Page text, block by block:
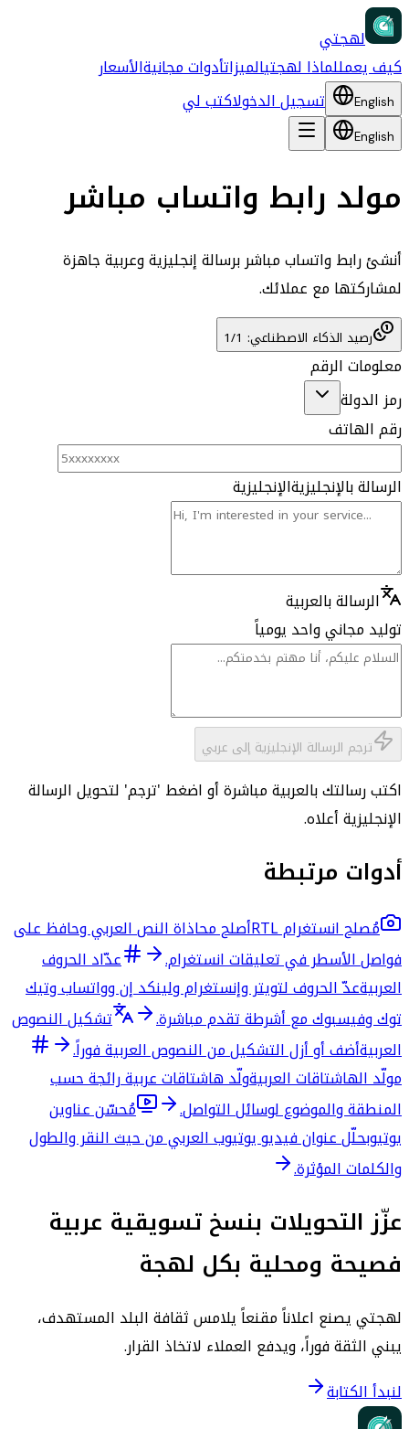
لهجتي
كيف يعمللماذا لهجتيالميزاتأدوات مجانيةالأسعار
English تسجيل الدخولاكتب لي
English
مولد رابط واتساب مباشر
أنشئ رابط واتساب مباشر برسالة إنجليزية وعربية جاهزة
لمشاركتها مع عملائك.
رصيد الذكاء الاصطناعي: 1/1
معلومات الرقم
رمز الدولة
رقم الهاتف
الرسالة بالإنجليزيةالإنجليزية
الرسالة بالعربية
توليد مجاني واحد يومياً
ترجم الرسالة الإنجليزية إلى عربي
اكتب رسالتك بالعربية مباشرة أو اضغط 'ترجم' لتحويل الرسالة
الإنجليزية أعلاه.
أدوات مرتبطة
مُصلح انستغرام RTL
أصلح محاذاة النص العربي وحافظ على
فواصل الأسطر في تعليقات انستغرام.
عدّاد الحروف
العربيةعدّ الحروف لتويتر وإنستغرام ولينكد إن وواتساب وتيك
توك وفيسبوك مع أشرطة تقدم مباشرة.
تشكيل النصوص
العربيةأضف أو أزل التشكيل من النصوص العربية فوراً.
مولّد الهاشتاقات العربيةولّد هاشتاقات عربية رائجة حسب
المنطقة والموضوع لوسائل التواصل.
مُحسّن عناوين
يوتيوبحلّل عنوان فيديو يوتيوب العربي من حيث النقر والطول
والكلمات المؤثرة.
عزّز التحويلات بنسخ تسويقية عربية
فصيحة ومحلية بكل لهجة
لهجتي يصنع اعلاناً مقنعاً يلامس ثقافة البلد المستهدف،
يبني الثقة فوراً، ويدفع العملاء لاتخاذ القرار.
لنبدأ الكتابة